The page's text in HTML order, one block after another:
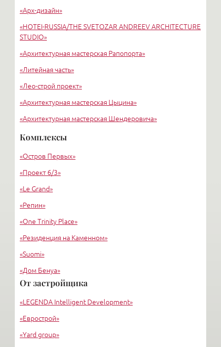
Третьяковская
«Арх-дизайн»
«HОTEI-RUSSIA/THE SVETOZAR ANDREEV ARCHITECTURE
STUDIO»
«Архитектурная мастерская Рапопорта»
«Литейная часть»
«Лео-строй проект»
«Архитектурная мастерская Цыцина»
«Архитектурная мастерская Шендеровича»
«Красовский А.Ф.»
Архитектурное бюро «УРБИС-СПБ»
Комплексы
«Остров Первых»
«Проект 6/3»
«Le Grand»
«Репин»
«One Trinity Place»
«Резиденция на Каменном»
«Suomi»
«Дом Бенуа»
«Каменноостровский»
«Морской фасад»
От застройщика
«LEGENDA Intelligent Development»
«Еврострой»
«Yard group»